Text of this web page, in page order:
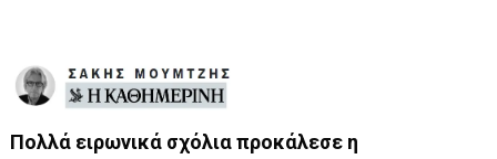
Πολλά ειρωνικά σχόλια προκάλεσε η